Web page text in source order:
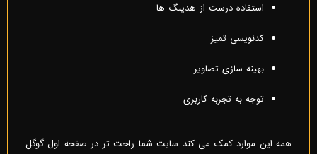
استفاده درست از هدینگ ها
کدنویسی تمیز
بهینه سازی تصاویر
توجه به تجربه کاربری
همه این موارد کمک می کند سایت شما راحت تر در صفحه اول گوگل